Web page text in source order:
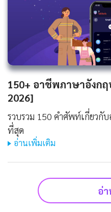
150+ อาชีพภาษาอังก
2026]
รวบรวม 150 คำศัพท์เกี่ยว
ที่สุด
อ่านเพิ่มเติม
อ่